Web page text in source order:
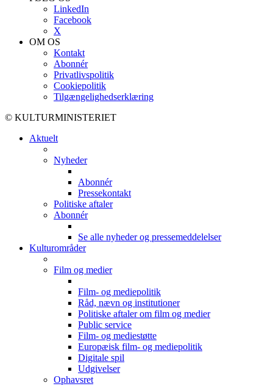
LinkedIn
Facebook
X
OM OS
Kontakt
Abonnér
Privatlivspolitik
Cookiepolitik
Tilgængelighedserklæring
© KULTURMINISTERIET
Aktuelt
Nyheder
Abonnér
Pressekontakt
Politiske aftaler
Abonnér
Se alle nyheder og pressemeddelelser
Kulturområder
Film og medier
Film- og mediepolitik
Råd, nævn og institutioner
Politiske aftaler om film og medier
Public service
Film- og mediestøtte
Europæisk film- og mediepolitik
Digitale spil
Udgivelser
Ophavsret